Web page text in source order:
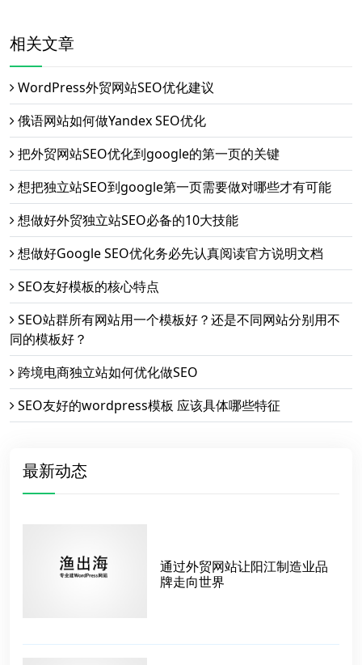
相关文章
WordPress外贸网站SEO优化建议
俄语网站如何做Yandex SEO优化
把外贸网站SEO优化到google的第一页的关键
想把独立站SEO到google第一页需要做对哪些才有可能
想做好外贸独立站SEO必备的10大技能
想做好Google SEO优化务必先认真阅读官方说明文档
SEO友好模板的核心特点
SEO站群所有网站用一个模板好？还是不同网站分别用不
同的模板好？
跨境电商独立站如何优化做SEO
SEO友好的wordpress模板 应该具体哪些特征
最新动态
通过外贸网站让阳江制造业品
牌走向世界